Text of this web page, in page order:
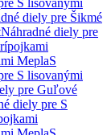
S lisovanými
diely pre Šikmé
Náhradné diely pre
MeplaS
S lisovanými
pre Guľové
diely pre S